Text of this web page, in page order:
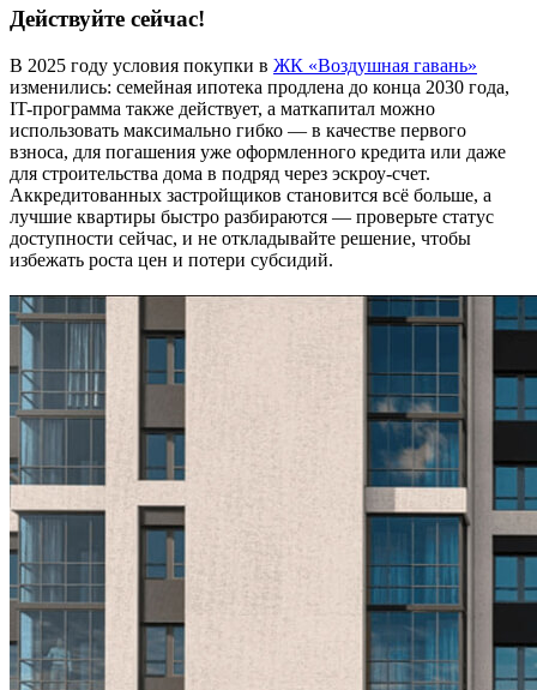
Действуйте сейчас!
В 2025 году условия покупки в ЖК «Воздушная гавань»
изменились: семейная ипотека продлена до конца 2030 года,
IT-программа также действует, а маткапитал можно
использовать максимально гибко — в качестве первого
взноса, для погашения уже оформленного кредита или даже
для строительства дома в подряд через эскроу-счет.
Аккредитованных застройщиков становится всё больше, а
лучшие квартиры быстро разбираются — проверьте статус
доступности сейчас, и не откладывайте решение, чтобы
избежать роста цен и потери субсидий.